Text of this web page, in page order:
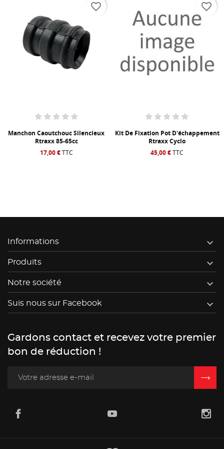
Manchon Caoutchouc Silencieux
Rtraxx 85-65cc
17,00 €TTC
favorite_border
Kit De Fixation Pot D'échappement
Rtraxx Cyclo
45,00 €TTC
favorite_border
Informations 
Produits 
Notre société 
Suis nous sur Facebook 
Gardons contact et recevez votre premier
bon de réduction !